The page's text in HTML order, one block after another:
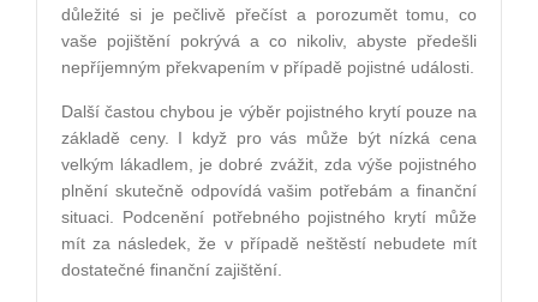
důležité si je pečlivě přečíst a porozumět tomu, co
vaše pojištění pokrývá a co nikoliv, abyste předešli
nepříjemným překvapením v případě pojistné události.
Další častou chybou je výběr pojistného krytí pouze na
základě ceny. I když pro vás může být nízká cena
velkým lákadlem, je dobré zvážit, zda výše pojistného
plnění skutečně odpovídá vašim potřebám a finanční
situaci. Podcenění potřebného pojistného krytí může
mít za následek, že v případě neštěstí nebudete mít
dostatečné finanční zajištění.